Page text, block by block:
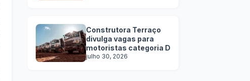
Construtora Terraço
divulga vagas para
motoristas categoria D
julho 30, 2026